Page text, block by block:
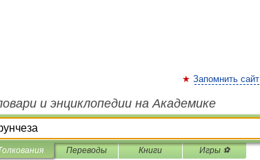
Запомнить сайт
и энциклопедии на Академике
Переводы Книги Игры ⚽